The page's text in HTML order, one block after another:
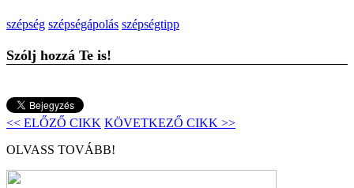
szépség szépségápolás szépségtipp
Szólj hozzá Te is!
<< ELŐZŐ CIKK KÖVETKEZŐ CIKK >>
OLVASS TOVÁBB!